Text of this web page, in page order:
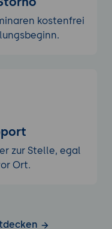
kostenfrei
zur Stelle, egal
Ort.